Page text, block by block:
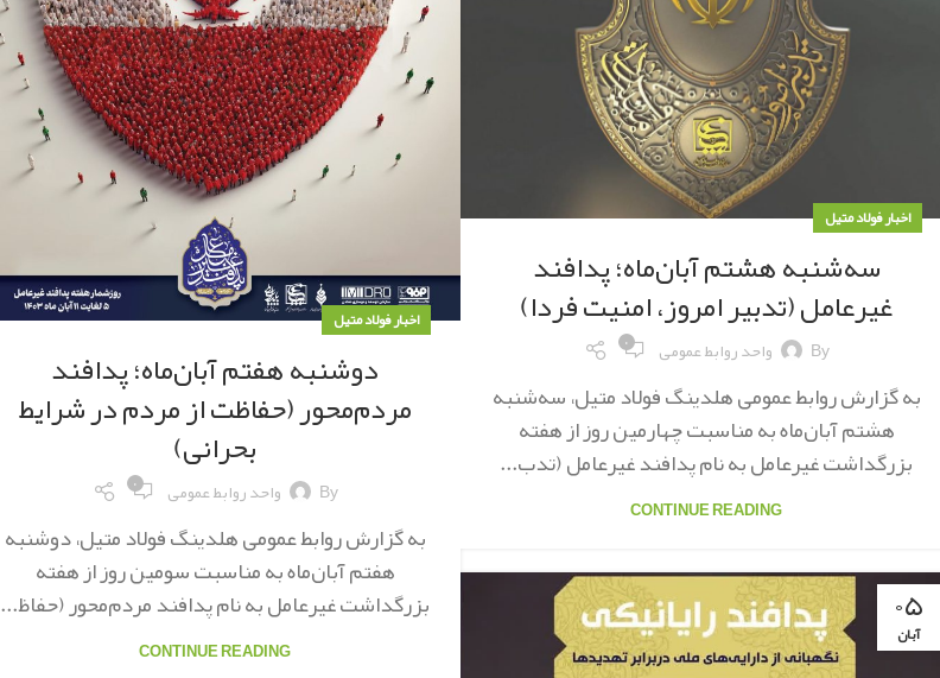
اخبار فولاد متیل
سه‌شنبه هشتم آبان‌ماه؛ پدافند
غیرعامل (تدبیر امروز، امنیت فردا)
By واحد روابط عمومی ۰
به گزارش روابط عمومی هلدینگ فولاد متیل، سه‌شنبه
هشتم آبان‌ماه به مناسبت چهارمین روز از هفته
بزرگداشت غیرعامل به نام پدافند غیرعامل (تدب...
CONTINUE READING
اخبار فولاد متیل
دوشنبه هفتم آبان‌ماه؛ ‌پدافند
مردم‌محور (حفاظت از مردم در شرایط
بحرانی)
By واحد روابط عمومی ۰
به گزارش روابط عمومی هلدینگ فولاد متیل، دوشنبه
هفتم آبان‌ماه به مناسبت سومین روز از هفته
بزرگداشت غیرعامل به نام پدافند مردم‌محور (حفاظ...
CONTINUE READING
۰۵
آبان